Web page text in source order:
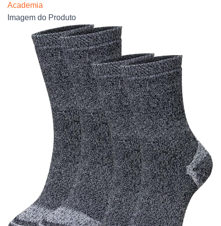
Academia
Imagem do Produto